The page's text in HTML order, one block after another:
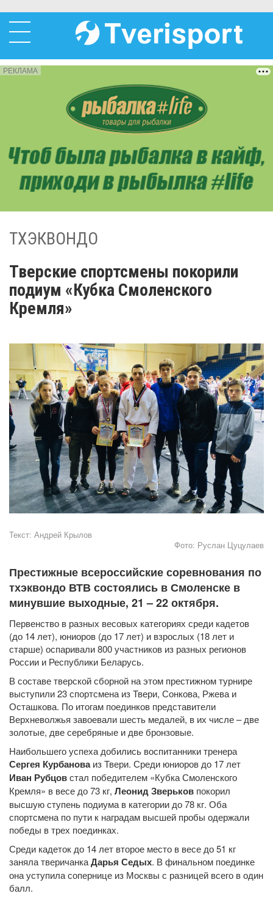
РЕКЛАМА
ТХЭКВОНДО
Тверские спортсмены покорили
подиум «Кубка Смоленского
Кремля»
Текст: Андрей Крылов
Фото: Руслан Цуцулаев
Престижные всероссийские соревнования по
тхэквондо ВТВ состоялись в Смоленске в
минувшие выходные, 21 – 22 октября.
Первенство в разных весовых категориях среди кадетов
(до 14 лет), юниоров (до 17 лет) и взрослых (18 лет и
старше) оспаривали 800 участников из разных регионов
России и Республики Беларусь.
В составе тверской сборной на этом престижном турнире
выступили 23 спортсмена из Твери, Сонкова, Ржева и
Осташкова. По итогам поединков представители
Верхневолжья завоевали шесть медалей, в их числе – две
золотые, две серебряные и две бронзовые.
Наибольшего успеха добились воспитанники тренера
Сергея Курбановаиз Твери. Среди юниоров до 17 лет
Иван Рубцовстал победителем «Кубка Смоленского
Кремля» в весе до 73 кг, Леонид Зверьков покорил
высшую ступень подиума в категории до 78 кг. Оба
спортсмена по пути к наградам высшей пробы одержали
победы в трех поединках.
Среди кадеток до 14 лет второе место в весе до 51 кг
заняла тверичанкаДарья Седых. В финальном поединке
она уступила сопернице из Москвы с разницей всего в один
балл.